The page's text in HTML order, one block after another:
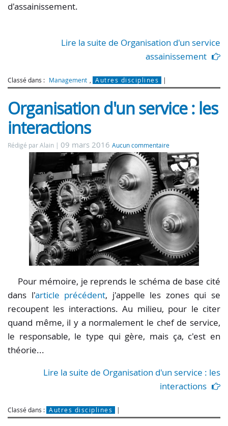
d'assainissement.
Lire la suite de Organisation d'un service
assainissement
Classé dans : Management , Autres disciplines
Organisation d'un service : les
interactions
Rédigé par Alain 09 mars 2016 Aucun commentaire
Pour mémoire, je reprends le schéma de base cité
dans l'article précédent, j'appelle les zones qui se
recoupent les interactions. Au milieu, pour le citer
quand même, il y a normalement le chef de service,
le responsable, le type qui gère, mais ça, c'est en
théorie...
Lire la suite de Organisation d'un service : les
interactions
Classé dans : Autres disciplines